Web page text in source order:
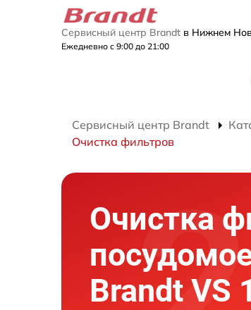
Сервисный центр Brandt в Нижнем
Ежедневно с 9:00 до 21:00
Сервисный центр Brandt
Очистка фильтров
Очистка
Brandt VS